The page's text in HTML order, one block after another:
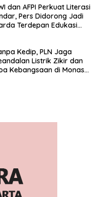
dan AFPI Perkuat Literasi
Pers Didorong Jadi
Terdepan Edukasi
Kedip, PLN Jaga
Listrik Zikir dan
Kebangsaan di Monas